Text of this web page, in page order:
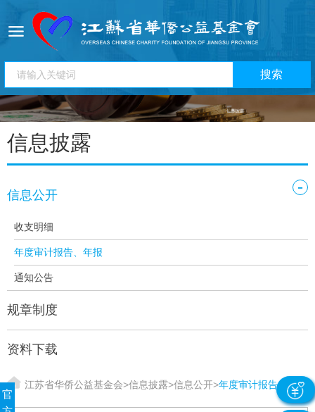
信息披露
信息公开
-
收支明细
年度审计报告、年报
通知公告
规章制度
资料下载
江苏省华侨公益基金会>信息披露>信息公开>年度审计报告、年报
官